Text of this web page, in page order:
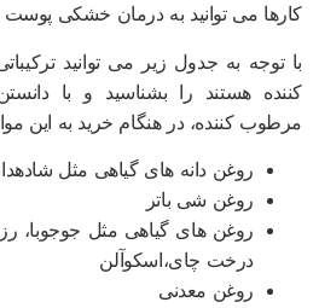
می توانید به درمان خشکی پوست خود
توجه به جدول زیر می توانید
هستند را بشناسید و با
کننده، در هنگام خرید به این
روغن دانه های گیاهی مثل شادهدانه،
روغن شی باتر
روغن های گیاهی مثل جوجوبا، رز
درخت چای،اسکوآلن
روغن معدنی